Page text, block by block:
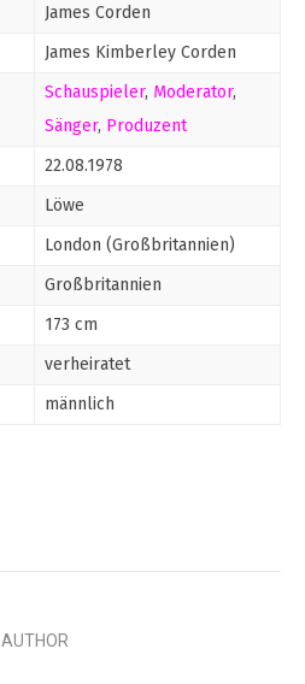
James Corden
James Kimberley Corden
Schauspieler, Moderator,
Sänger, Produzent
22.08.1978
Löwe
London (Großbritannien)
Großbritannien
173 cm
verheiratet
männlich
AUTHOR